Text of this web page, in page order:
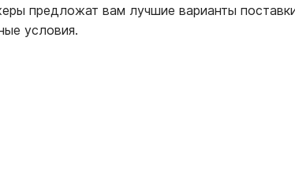
предложат вам лучшие варианты
условия.